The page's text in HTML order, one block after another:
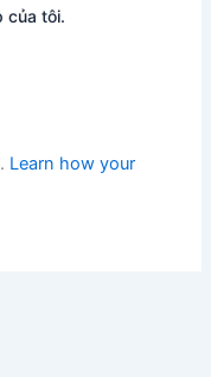
của tôi.
Learn how your